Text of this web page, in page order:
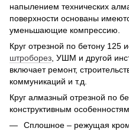
напылением технических
поверхности основаны
уменьшающие компрессию.
Круг отрезной по бетону 125
штроборез , УШМ и другой
включает ремонт,
коммуникаций и т.д.
Круг алмазный отрезной по
конструктивным
Сплошное – режущая